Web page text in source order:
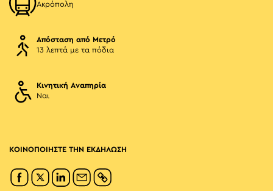
Ακρόπολη
Απόσταση από Μετρό
13 λεπτά με τα πόδια
Κινητική Αναπηρία
Ναι
ΚΟΙΝΟΠΟΙΗΣΤΕ ΤΗΝ ΕΚΔΗΛΩΣΗ